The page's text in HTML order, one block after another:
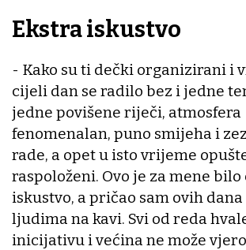
Ekstra iskustvo
- Kako su ti dečki organizirani i
cijeli dan se radilo bez i jedne
jedne povišene riječi, atmosfera
fenomenalan, puno smijeha i
rade, a opet u isto vrijeme
raspoloženi. Ovo je za mene bilo
iskustvo, a pričao sam ovih
ljudima na kavi. Svi od reda
inicijativu i većina ne može